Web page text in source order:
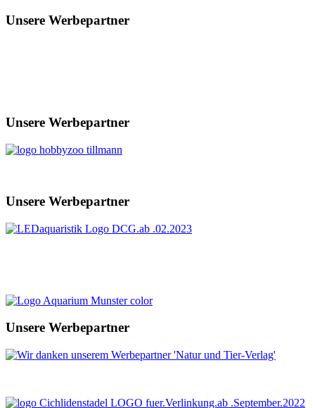
Unsere Werbepartner
Unsere Werbepartner
Unsere Werbepartner
Unsere Werbepartner